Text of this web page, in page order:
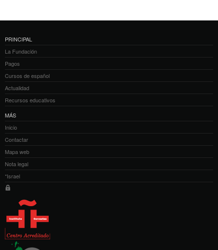
PRINCIPAL
La Fundación
Pagos
Cursos de español
Actualidad
Recursos educativos
MÁS
Inicio
Contactar
Mapa web
Nota legal
*Israel